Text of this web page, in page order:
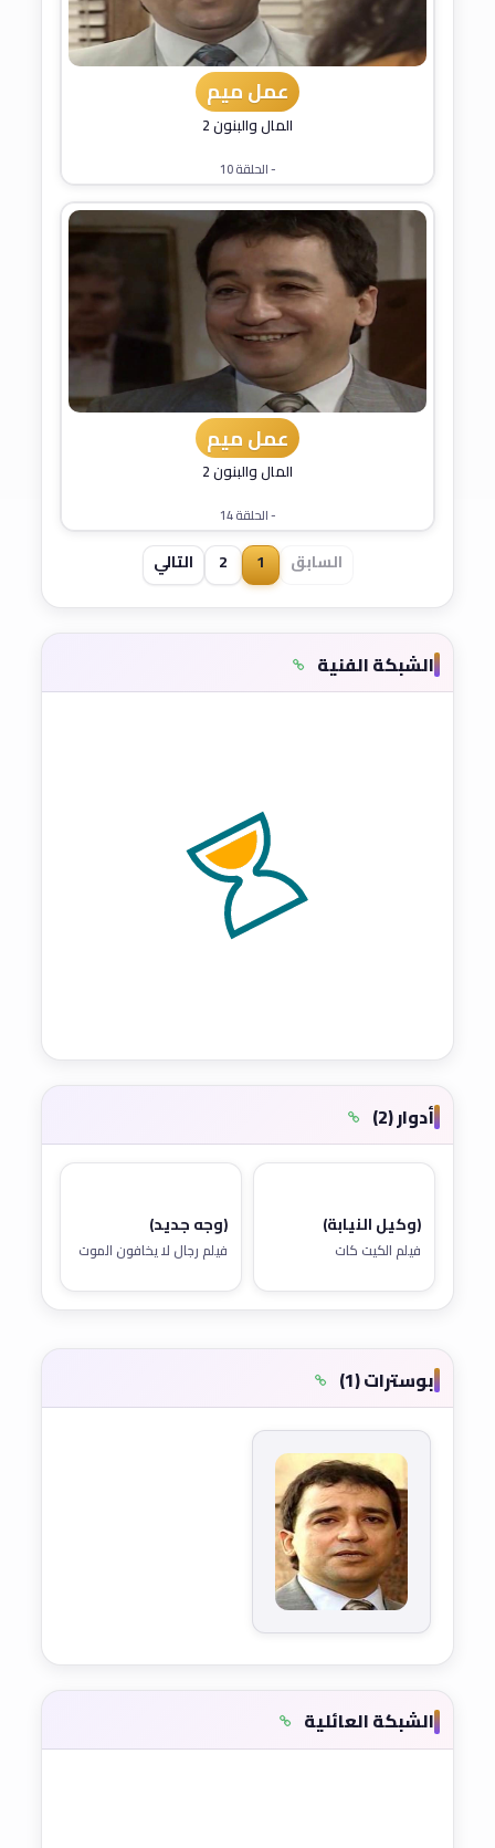
عمل ميم
المال والبنون 2
- الحلقة 10
عمل ميم
المال والبنون 2
- الحلقة 14
السابق 1
2 التالي
الشبكة الفنية
أدوار (2)
(وكيل النيابة)
فيلم الكيت كات
(وجه جديد)
فيلم رجال لا يخافون الموت
بوسترات (1)
الشبكة العائلية